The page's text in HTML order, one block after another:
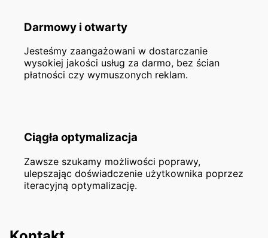
Darmowy i otwarty
Jesteśmy zaangażowani w dostarczanie
wysokiej jakości usług za darmo, bez ścian
płatności czy wymuszonych reklam.
Ciągła optymalizacja
Zawsze szukamy możliwości poprawy,
ulepszając doświadczenie użytkownika poprzez
iteracyjną optymalizację.